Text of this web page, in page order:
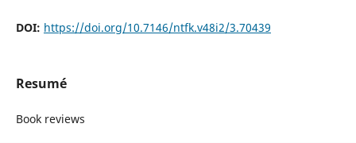
DOI: https://doi.org/10.7146/ntfk.v48i2/3.70439
Resumé
Book reviews